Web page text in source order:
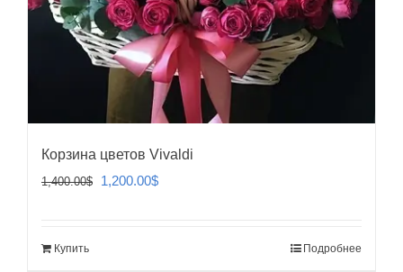
Корзина цветов Vivaldi
1,400.00$
Первоначальная
1,200.00$Текущая
Купить Подробнее